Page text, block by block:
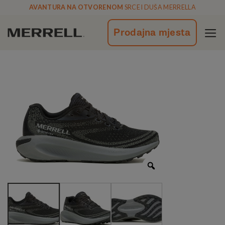
vsebino
AVANTURA NA OTVORENOM SRCE I DUŠA MERRELLA
Prodajna mjesta